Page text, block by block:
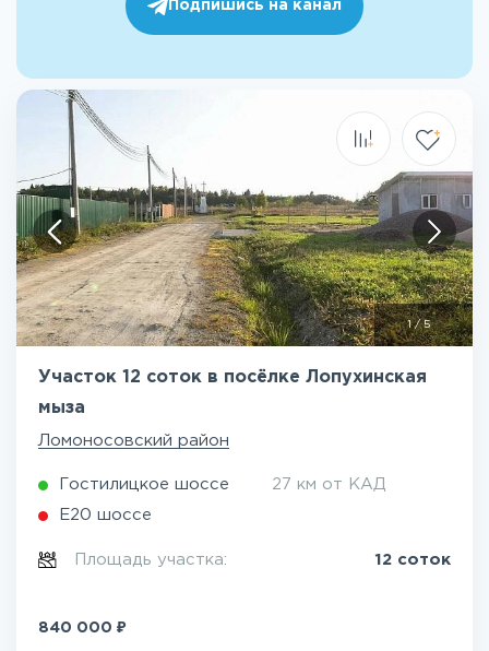
Подпишись на канал
1/5
Участок 12 соток в посёлке Лопухинская
мыза
Ломоносовский район
Гостилицкое шоссе 27 км от КАД
Е20 шоссе
Площадь участка: 12 соток
840 000 ₽